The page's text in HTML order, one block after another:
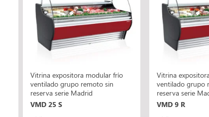
Vitrina expositora modular frío
ventilado grupo remoto sin
reserva serie Madrid
VMD 25 S
Vitrina
ventilado grupo
reserva serie
VMD 9 R